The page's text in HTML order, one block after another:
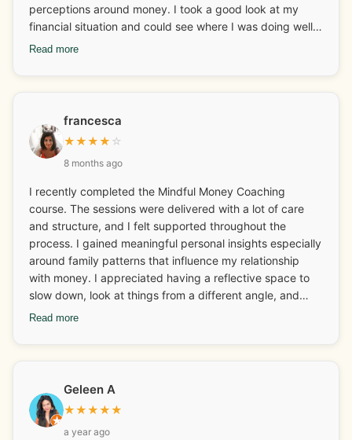
perceptions around money. I took a good look at my
financial situation and could see where I was doing well
and what I needed to look at and adjust. I really enjoyed
some behaviours around finances too which I have stuck
with which I am very happy about! The fear around
money and finances has gone and I have more fun with it
now too. One of my mantras has always been “I will
do” and this has only been reinforced. Ilana is also great
at connecting you with other businesses for collaboration
and networking. The weekly calls are an added bonus
and a lovely way to connect and set goals for the week.
Thank you Ilana!
Read more
francesca
★★★★ ☆
8 months ago
I recently completed the Mindful Money Coaching
course. The sessions were delivered with a lot of care
and structure, and I felt supported throughout the
process. I gained meaningful personal insights especially
around family patterns that influence my relationship
with money. I appreciated having a reflective space to
slow down, look at things from a different angle, and
reconnect with ideas I hadn’t thought about in a while. It
was helpful for me.
Read more
Geleen A
★★★★★
a year ago